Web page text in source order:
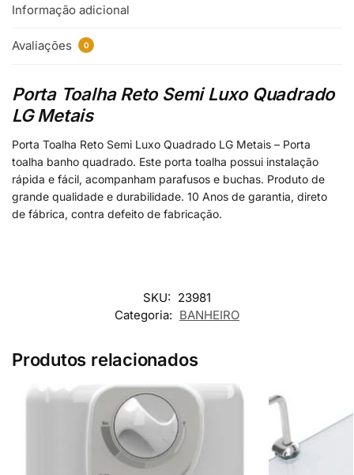
Informação adicional
Avaliações 0
Porta Toalha Reto Semi Luxo Quadrado
LG Metais
Porta Toalha Reto Semi Luxo Quadrado LG Metais – Porta
toalha banho quadrado. Este porta toalha possui instalação
rápida e fácil, acompanham parafusos e buchas. Produto de
grande qualidade e durabilidade. 10 Anos de garantia, direto
de fábrica, contra defeito de fabricação.
SKU: 23981
Categoria: BANHEIRO
Produtos relacionados